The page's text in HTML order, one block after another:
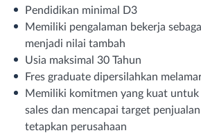
Pendidikan minimal D3
Memiliki pengalaman bekerja
menjadi nilai tambah
Usia maksimal 30 Tahun
Fres graduate dipersilahkan
Memiliki komitmen yang kuat untuk
sales dan mencapai target
tetapkan perusahaan